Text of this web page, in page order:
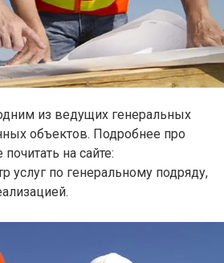
из ведущих генеральных
объектов. Подробнее про
на сайте:
услуг по генеральному подряду,